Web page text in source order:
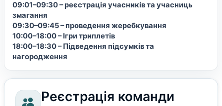
09:01–09:30 – реєстрація учасників та учасниць
змагання
09:30–09:45 – проведення жеребкування
10:00–18:00 – Ігри триплетів
18:00–18:30 – Підведення підсумків та
нагородження
Реєстрація команди